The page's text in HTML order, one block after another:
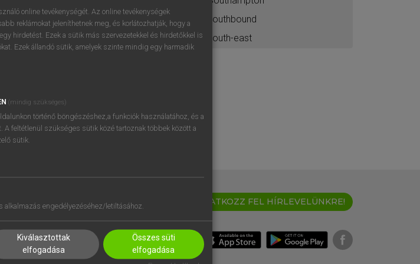
southbound
south-east
IRATKOZZ FEL HÍRLEVELÜNKRE!
online tevékenységét. Az online tevékenységek
reklámokat jeleníthetnek meg, és korlátozhatják, hogy a
hirdetést. Ezek a sütik más szervezetekkel és hirdetőkkel is
Ezek állandó sütik, amelyek szinte mindig egy harmadik
(mindig szükséges)
történő böngészéshez,a funkciók használatához, és a
A feltétlenül szükséges sütik közé tartoznak többek között a
sütik.
alkalmazás engedélyezéséhez/letiltásához.
Kiválasztottak
elfogadása
Összes süti
elfogadása